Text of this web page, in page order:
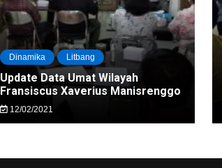
Dinamika Litbang
Update Data Umat Wilayah
Fransiscus Xaverius Manisrenggo
12/02/2021